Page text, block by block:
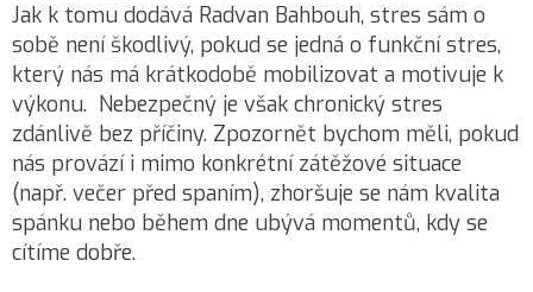
Jak k tomu dodává Radvan Bahbouh, stres sám o
sobě není škodlivý, pokud se jedná o funkční stres,
který nás má krátkodobě mobilizovat a motivuje k
výkonu. Nebezpečný je však chronický stres
zdánlivě bez příčiny. Zpozornět bychom měli, pokud
nás provází i mimo konkrétní zátěžové situace
(např. večer před spaním), zhoršuje se nám kvalita
spánku nebo během dne ubývá momentů, kdy se
cítíme dobře.